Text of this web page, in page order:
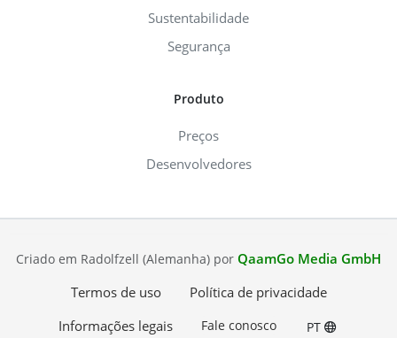
Sustentabilidade
Segurança
Produto
Preços
Desenvolvedores
Criado em Radolfzell (Alemanha) por QaamGo Media GmbH
Termos de uso
Política de privacidade
Informações legais
Fale conosco PT